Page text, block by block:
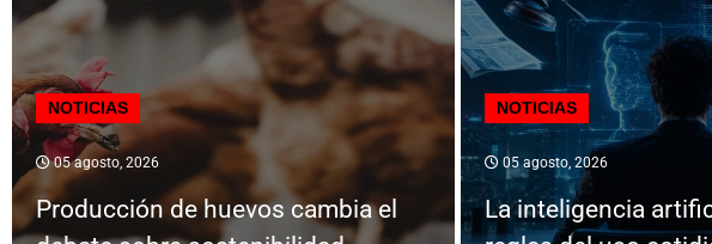
NOTICIAS
05 agosto, 2026
Producción de huevos cambia el
NOTICIAS
05 agosto, 2026
La inteligencia